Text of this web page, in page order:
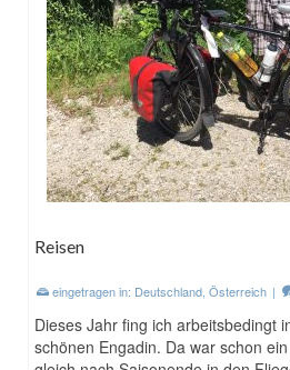
Reisen
eingetragen in: Deutschland Österreich |
Dieses Jahr fing ich arbeitsbedingt
schönen Engadin. Da war schon